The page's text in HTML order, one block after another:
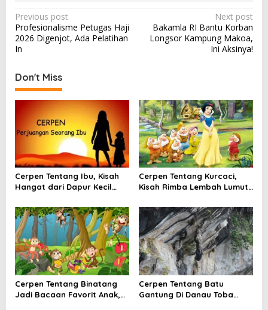
P
o
s
t
n
a
v
i
g
a
t
i
o
n
Previous post
Profesionalisme Petugas Haji
2026 Digenjot, Ada Pelatihan
In
Next post
Bakamla RI Bantu Korban
Longsor Kampung Makoa,
Ini Aksinya!
Don't Miss
Cerpen Tentang Ibu, Kisah
Hangat dari Dapur Kecil
Pulang
Cerpen Tentang Kurcaci,
Kisah Rimba Lembah Lumut
Cerpen Tentang Binatang
Jadi Bacaan Favorit Anak,
Cerpen Tentang Batu
Gantung Di Danau Toba